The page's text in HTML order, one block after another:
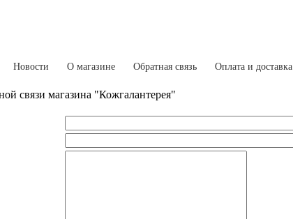
Новости О магазине Обратная связь Оплата и доставка
связи магазина "Кожгалантерея"